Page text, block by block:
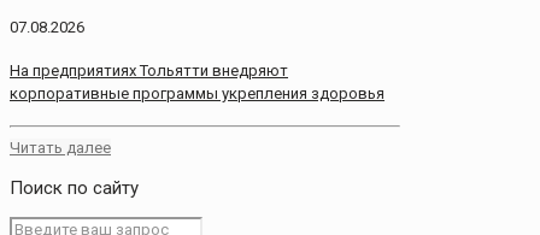
07.08.2026
На предприятиях Тольятти внедряют
корпоративные программы укрепления здоровья
Читать далее
Поиск по сайту